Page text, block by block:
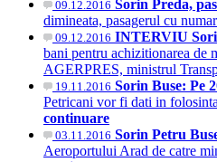
09.12.2016 Sorin Preda,
dimineata, pasagerul cu
09.12.2016 INTERVIU
bani pentru achizitionarea de
AGERPRES, ministrul
19.11.2016 Sorin Buse: Pe
Petricani vor fi dati in
continuare
03.11.2016 Sorin Petru
Aeroportului Arad de catre